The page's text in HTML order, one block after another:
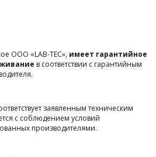
ООО «LAB-TEC», имеет гарантийное
в соответствии с гарантийным
заявленным техническим
с соблюдением условий
производителями.